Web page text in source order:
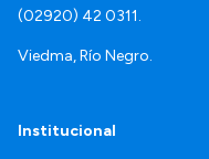
(02920) 42 0311.
Viedma, Río Negro.
Institucional